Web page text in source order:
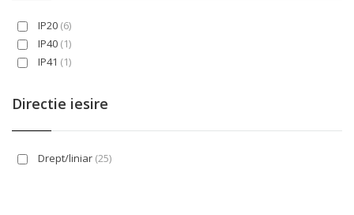
IP20 (6)
IP40 (1)
IP41 (1)
Directie iesire
Drept/liniar (25)